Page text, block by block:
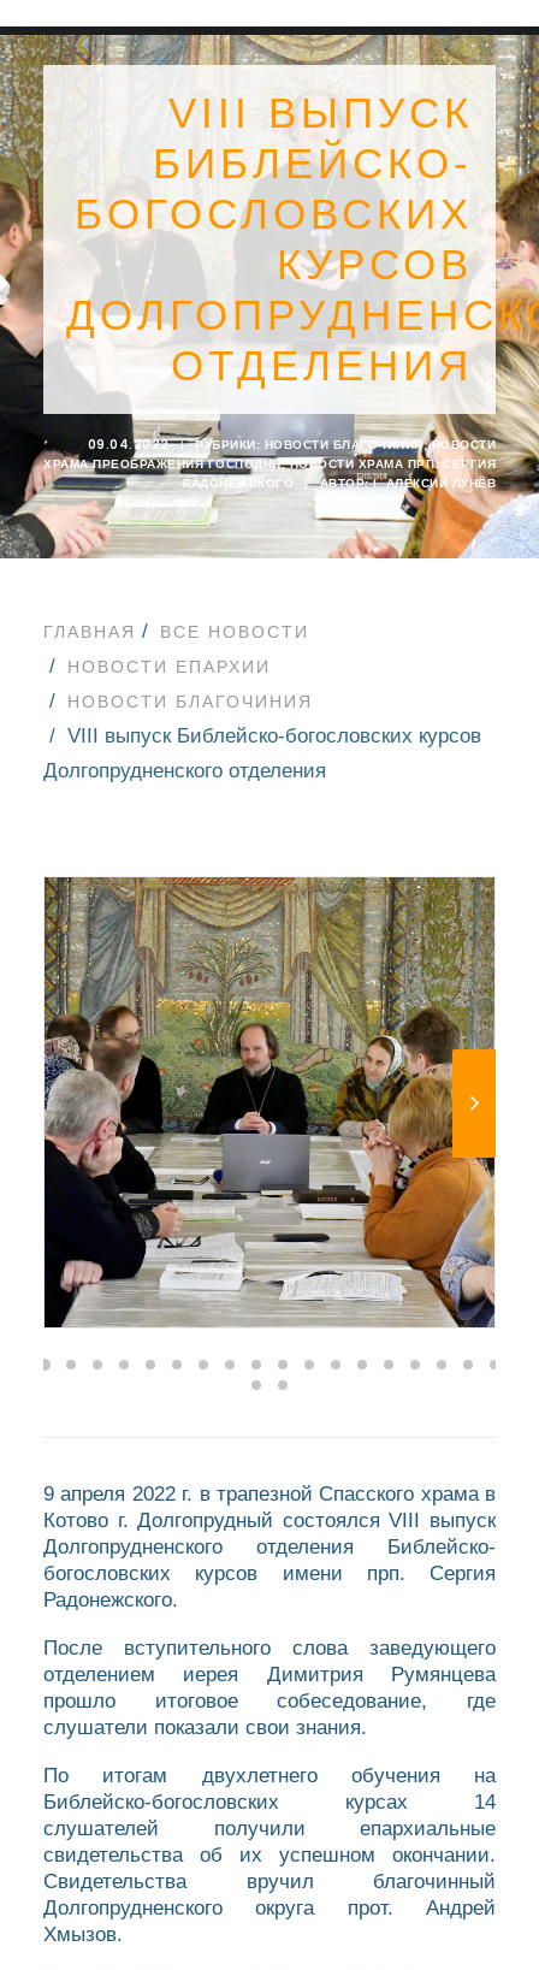
SEARCH
VIII ВЫПУСК
БИБЛЕЙСКО-
БОГОСЛОВСКИХ
КУРСОВ
ОТДЕЛЕНИЯ
09.04.2022 | РУБРИКИ: НОВОСТИ БЛАГОЧИНИЯ,НОВОСТИ
ХРАМА ПРЕОБРАЖЕНИЯ ГОСПОДНЯ,НОВОСТИ ХРАМА ПРП. СЕРГИЯ
РАДОНЕЖСКОГО
| АВТОР:I. АЛЕКСИЙ ЛУНЁВ
ГЛАВНАЯ
ВСЕ НОВОСТИ
НОВОСТИ ЕПАРХИИ
НОВОСТИ БЛАГОЧИНИЯ
VIII выпуск Библейско-богословских курсов
Долгопрудненского отделения
9 апреля 2022 г. в трапезной Спасского храма в
Котово г. Долгопрудный состоялся VIII выпуск
Долгопрудненского отделения Библейско-
богословских курсов имени прп. Сергия
Радонежского.
После вступительного слова заведующего
отделением иерея Димитрия Румянцева
прошло итоговое собеседование, где
слушатели показали свои знания.
По итогам двухлетнего обучения на
Библейско-богословских курсах 14
слушателей получили епархиальные
свидетельства об их успешном окончании.
Свидетельства вручил благочинный
Долгопрудненского округа прот. Андрей
Хмызов.